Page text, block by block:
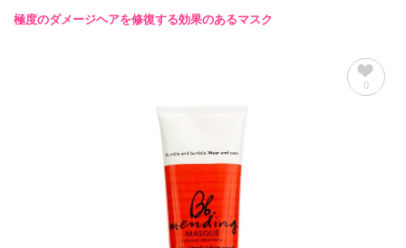
極度のダメージヘアを修復する効果のあるマスク
0